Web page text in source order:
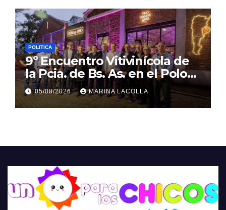
POLITICA
9º Encuentro Vitivinícola de
la Pcia. de Bs. As. en el Polo
Gastronómico de Malvinas
Argentinas
05/08/2026 MARINA LACOLLA